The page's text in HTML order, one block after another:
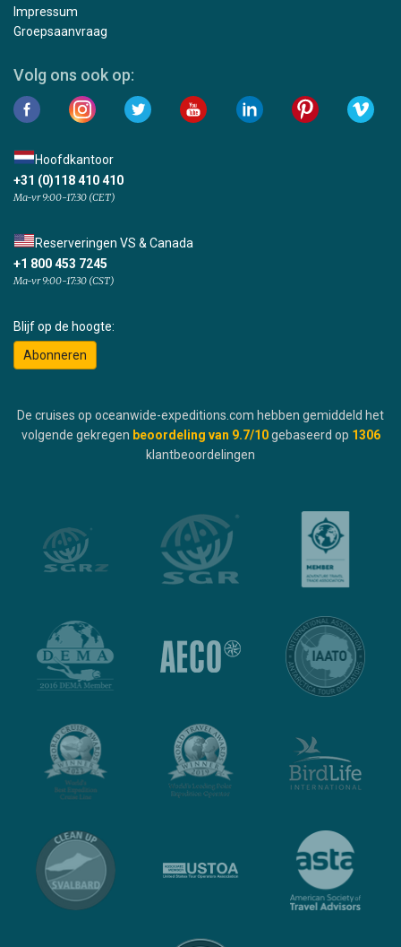
Impressum
Groepsaanvraag
Volg ons ook op:
Hoofdkantoor
+31 (0)118 410 410
Ma-vr 9:00-17:30 (CET)
Reserveringen VS & Canada
+1 800 453 7245
Ma-vr 9:00-17:30 (CST)
Blijf op de hoogte:
Abonneren
De cruises op oceanwide-expeditions.com hebben gemiddeld het
volgende gekregen beoordeling van 9.7/10 gebaseerd op 1306
klantbeoordelingen